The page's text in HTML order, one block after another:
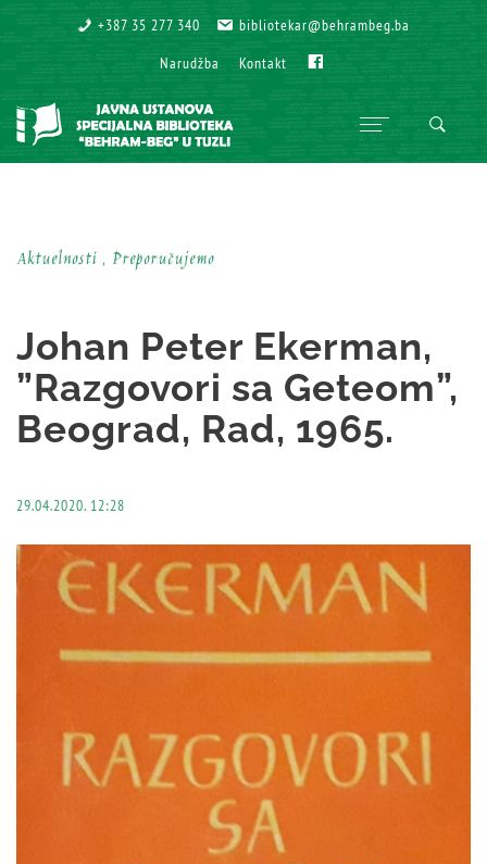
+387 35 277 340
+387 35 277 340 bibliotekar@behrambeg.ba
bibliotekar@behrambeg.ba
Narudžba
Narudžba Kontakt
Kontakt
Aktuelnosti , Preporučujemo
Johan Peter Ekerman,
”Razgovori sa Geteom”,
Beograd, Rad, 1965.
29.04.2020. 12:28